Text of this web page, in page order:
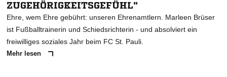
ZUGEHÖRIGKEITSGEFÜHL"
Ehre, wem Ehre gebührt: unseren Ehrenamtlern. Marleen Brüser
ist Fußballtrainerin und Schiedsrichterin - und absolviert ein
freiwilliges soziales Jahr beim FC St. Pauli.
Mehr lesen